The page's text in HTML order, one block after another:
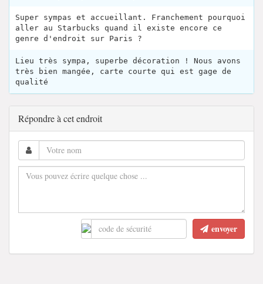
Super sympas et accueillant. Franchement pourquoi
aller au Starbucks quand il existe encore ce
genre d'endroit sur Paris ?
Lieu très sympa, superbe décoration ! Nous avons
très bien mangée, carte courte qui est gage de
qualité
Répondre à cet endroit
envoyer